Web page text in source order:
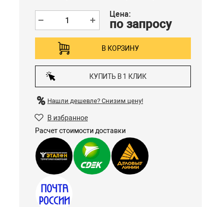
Цена:
по запросу
В КОРЗИНУ
КУПИТЬ В 1 КЛИК
Нашли дешевле? Снизим цену!
В избранное
Расчет стоимости доставки